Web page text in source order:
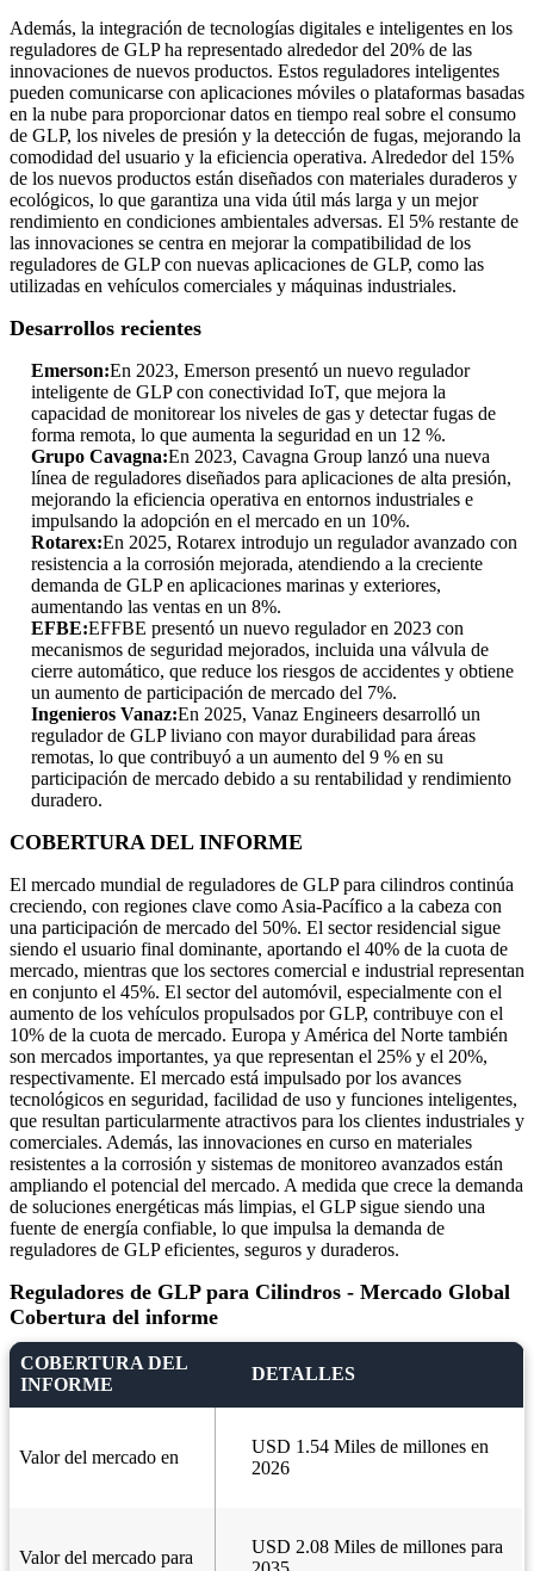
Además, la integración de tecnologías digitales e inteligentes en los
reguladores de GLP ha representado alrededor del 20% de las
innovaciones de nuevos productos. Estos reguladores inteligentes
pueden comunicarse con aplicaciones móviles o plataformas basadas
en la nube para proporcionar datos en tiempo real sobre el consumo
de GLP, los niveles de presión y la detección de fugas, mejorando la
comodidad del usuario y la eficiencia operativa. Alrededor del 15%
de los nuevos productos están diseñados con materiales duraderos y
ecológicos, lo que garantiza una vida útil más larga y un mejor
rendimiento en condiciones ambientales adversas. El 5% restante de
las innovaciones se centra en mejorar la compatibilidad de los
reguladores de GLP con nuevas aplicaciones de GLP, como las
utilizadas en vehículos comerciales y máquinas industriales.
Desarrollos recientes
Emerson:En 2023, Emerson presentó un nuevo regulador
inteligente de GLP con conectividad IoT, que mejora la
capacidad de monitorear los niveles de gas y detectar fugas de
forma remota, lo que aumenta la seguridad en un 12 %.
Grupo Cavagna:En 2023, Cavagna Group lanzó una nueva
línea de reguladores diseñados para aplicaciones de alta presión,
mejorando la eficiencia operativa en entornos industriales e
impulsando la adopción en el mercado en un 10%.
Rotarex:En 2025, Rotarex introdujo un regulador avanzado con
resistencia a la corrosión mejorada, atendiendo a la creciente
demanda de GLP en aplicaciones marinas y exteriores,
aumentando las ventas en un 8%.
EFBE:EFFBE presentó un nuevo regulador en 2023 con
mecanismos de seguridad mejorados, incluida una válvula de
cierre automático, que reduce los riesgos de accidentes y obtiene
un aumento de participación de mercado del 7%.
Ingenieros Vanaz:En 2025, Vanaz Engineers desarrolló un
regulador de GLP liviano con mayor durabilidad para áreas
remotas, lo que contribuyó a un aumento del 9 % en su
participación de mercado debido a su rentabilidad y rendimiento
duradero.
COBERTURA DEL INFORME
El mercado mundial de reguladores de GLP para cilindros continúa
creciendo, con regiones clave como Asia-Pacífico a la cabeza con
una participación de mercado del 50%. El sector residencial sigue
siendo el usuario final dominante, aportando el 40% de la cuota de
mercado, mientras que los sectores comercial e industrial representan
en conjunto el 45%. El sector del automóvil, especialmente con el
aumento de los vehículos propulsados ​​por GLP, contribuye con el
10% de la cuota de mercado. Europa y América del Norte también
son mercados importantes, ya que representan el 25% y el 20%,
respectivamente. El mercado está impulsado por los avances
tecnológicos en seguridad, facilidad de uso y funciones inteligentes,
que resultan particularmente atractivos para los clientes industriales y
comerciales. Además, las innovaciones en curso en materiales
resistentes a la corrosión y sistemas de monitoreo avanzados están
ampliando el potencial del mercado. A medida que crece la demanda
de soluciones energéticas más limpias, el GLP sigue siendo una
fuente de energía confiable, lo que impulsa la demanda de
reguladores de GLP eficientes, seguros y duraderos.
Reguladores de GLP para Cilindros - Mercado Global
Cobertura del informe
COBERTURA DEL
INFORME
DETALLES
Valor del mercado en
USD 1.54 Miles de millones en
2026
Valor del mercado para
USD 2.08 Miles de millones para